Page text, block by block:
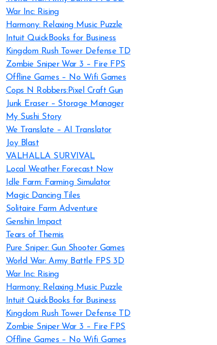
War Inc: Rising
Harmony: Relaxing Music Puzzle
Intuit QuickBooks for Business
Kingdom Rush Tower Defense TD
Zombie Sniper War 3 – Fire FPS
Offline Games – No Wifi Games
Cops N Robbers:Pixel Craft Gun
Junk Eraser – Storage Manager
My Sushi Story
We Translate – AI Translator
Joy Blast
VALHALLA SURVIVAL
Local Weather Forecast Now
Idle Farm: Farming Simulator
Magic Dancing Tiles
Solitaire Farm Adventure
Genshin Impact
Tears of Themis
Pure Sniper: Gun Shooter Games
World War: Army Battle FPS 3D
War Inc: Rising
Harmony: Relaxing Music Puzzle
Intuit QuickBooks for Business
Kingdom Rush Tower Defense TD
Zombie Sniper War 3 – Fire FPS
Offline Games – No Wifi Games